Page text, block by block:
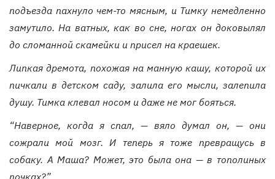
подъезда пахнуло чем-то мясным, и Тимку немедленно
замутило. На ватных, как во сне, ногах он доковылял
до сломанной скамейки и присел на краешек.
Липкая дремота, похожая на манную кашу, которой их
пичкали в детском саду, залила его мысли, залепила
душу. Тимка клевал носом и даже не мог бояться.
“Наверное, когда я спал, — вяло думал он, — они
сожрали мой мозг. И теперь я тоже превращусь в
собаку. А Маша? Может, это была она — в тополиных
почках?”